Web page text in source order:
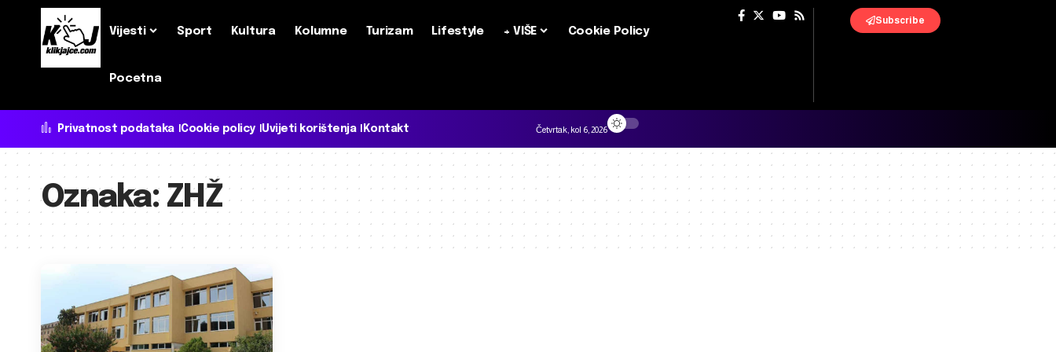
Vijesti Sport Kultura Kolumne Turizam Lifestyle + VIŠE Cookie Policy
Pocetna
Subscribe
Privatnost podataka Cookie policy Uvijeti korištenja Kontakt Četvrtak, kol 6, 2026
Oznaka: ZHŽ